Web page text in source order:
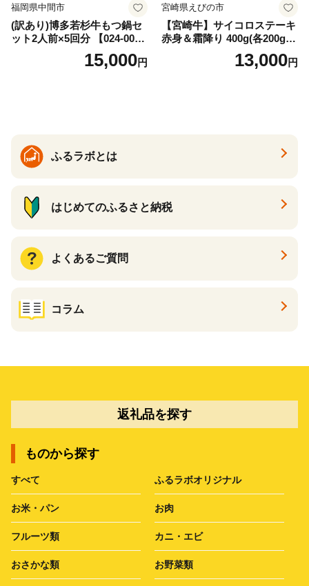
福岡県中間市
(訳あり)博多若杉牛もつ鍋セ
ット2人前×5回分 【024-002
15,000円
宮崎県えびの市
【宮崎牛】サイコロステーキ
赤身＆霜降り 400g(各200g×
１P 計2P) 真空パック 冷凍
13,000円
ふるラボとは
はじめてのふるさと納税
よくあるご質問
コラム
返礼品を探す
ものから探す
すべて ふるラボオリジナル
お米・パン お肉
フルーツ類 カニ・エビ
おさかな類 お野菜類